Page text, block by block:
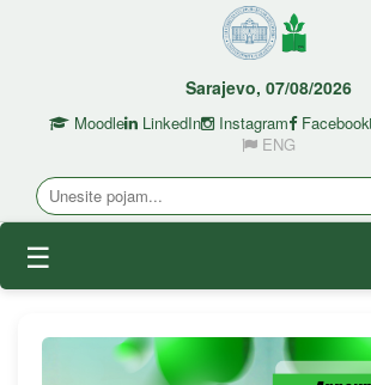
Sarajevo, 07/08/2026
Moodle LinkedIn Instagram Facebook
ENG
☰